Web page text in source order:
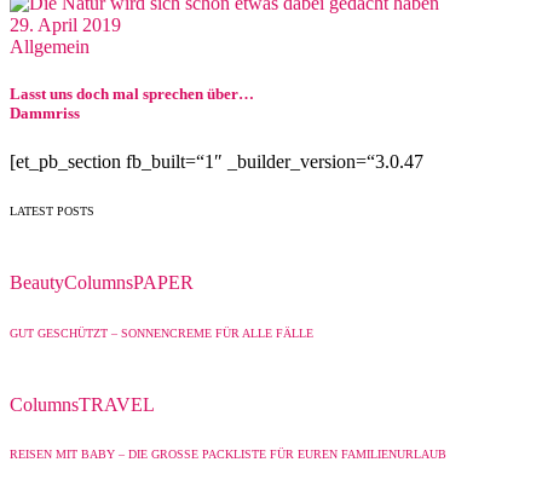
29. April 2019
Allgemein
Lasst uns doch mal sprechen über…
Dammriss
[et_pb_section fb_built=“1″ _builder_version=“3.0.47
LATEST POSTS
BeautyColumnsPAPER
GUT GESCHÜTZT – SONNENCREME FÜR ALLE FÄLLE
ColumnsTRAVEL
REISEN MIT BABY – DIE GROSSE PACKLISTE FÜR EUREN FAMILIENURLAUB